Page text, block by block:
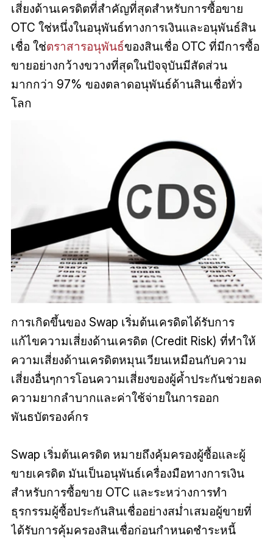
เสี่ยงด้านเครดิตที่สำคัญที่สุดสำหรับการซื้อขาย
OTC ใช่หนึ่งในอนุพันธ์ทางการเงินและอนุพันธ์สิน
เชื่อ ใช่ตราสารอนุพันธ์ของสินเชื่อ OTC ที่มีการซื้อ
ขายอย่างกว้างขวางที่สุดในปัจจุบันมีสัดส่วน
มากกว่า 97% ของตลาดอนุพันธ์ด้านสินเชื่อทั่ว
โลก
การเกิดขึ้นของ Swap เริ่มต้นเครดิตได้รับการ
แก้ไขความเสี่ยงด้านเครดิต (Credit Risk) ที่ทำให้
ความเสี่ยงด้านเครดิตหมุนเวียนเหมือนกับความ
เสี่ยงอื่นๆการโอนความเสี่ยงของผู้ค้ำประกันช่วยลด
ความยากลำบากและค่าใช้จ่ายในการออก
พันธบัตรองค์กร
Swap เริ่มต้นเครดิต หมายถึงคุ้มครองผู้ซื้อและผู้
ขายเครดิต มันเป็นอนุพันธ์เครื่องมือทางการเงิน
สำหรับการซื้อขาย OTC และระหว่างการทำ
ธุรกรรมผู้ซื้อประกันสินเชื่ออย่างสม่ำเสมอผู้ขายที่
ได้รับการคุ้มครองสินเชื่อก่อนกำหนดชำระหนี้